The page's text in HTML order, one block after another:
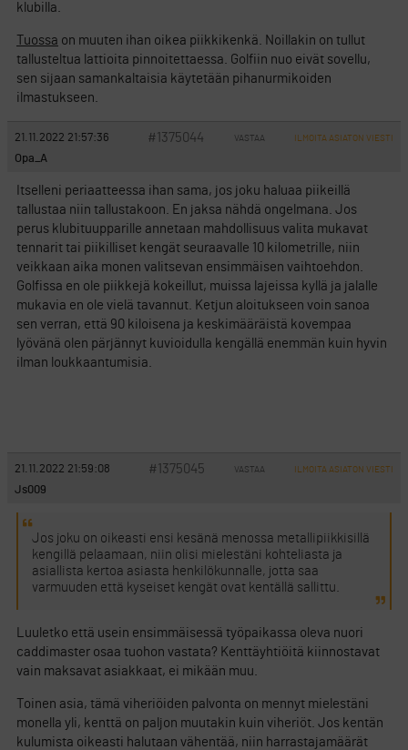
klubilla.
Tuossa on muuten ihan oikea piikkikenkä. Noillakin on tullut
tallusteltua lattioita pinnoitettaessa. Golfiin nuo eivät sovellu,
sen sijaan samankaltaisia käytetään pihanurmikoiden
ilmastukseen.
21.11.2022 21:57:36 #1375044 VASTAA ILMOITA ASIATON VIESTI
Opa_A
Itselleni periaatteessa ihan sama, jos joku haluaa piikeillä
tallustaa niin tallustakoon. En jaksa nähdä ongelmana. Jos
perus klubituupparille annetaan mahdollisuus valita mukavat
tennarit tai piikilliset kengät seuraavalle 10 kilometrille, niin
veikkaan aika monen valitsevan ensimmäisen vaihtoehdon.
Golfissa en ole piikkejä kokeillut, muissa lajeissa kyllä ja jalalle
mukavia en ole vielä tavannut. Ketjun aloitukseen voin sanoa
sen verran, että 90 kiloisena ja keskimääräistä kovempaa
lyövänä olen pärjännyt kuvioidulla kengällä enemmän kuin hyvin
ilman loukkaantumisia.
21.11.2022 21:59:08 #1375045 VASTAA ILMOITA ASIATON VIESTI
Js009
Jos joku on oikeasti ensi kesänä menossa metallipiikkisillä
kengillä pelaamaan, niin olisi mielestäni kohteliasta ja
asiallista kertoa asiasta henkilökunnalle, jotta saa
varmuuden että kyseiset kengät ovat kentällä sallittu.
Luuletko että usein ensimmäisessä työpaikassa oleva nuori
caddimaster osaa tuohon vastata? Kenttäyhtiöitä kiinnostavat
vain maksavat asiakkaat, ei mikään muu.
Toinen asia, tämä viheriöiden palvonta on mennyt mielestäni
monella yli, kenttä on paljon muutakin kuin viheriöt. Jos kentän
kulumista oikeasti halutaan vähentää, niin harrastajamäärät